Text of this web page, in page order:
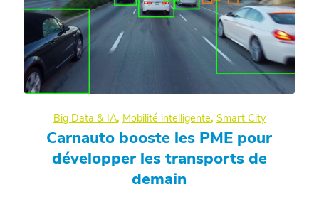
Big Data & IA, Mobilité intelligente, Smart City
Carnauto booste les PME pour
développer les transports de
demain